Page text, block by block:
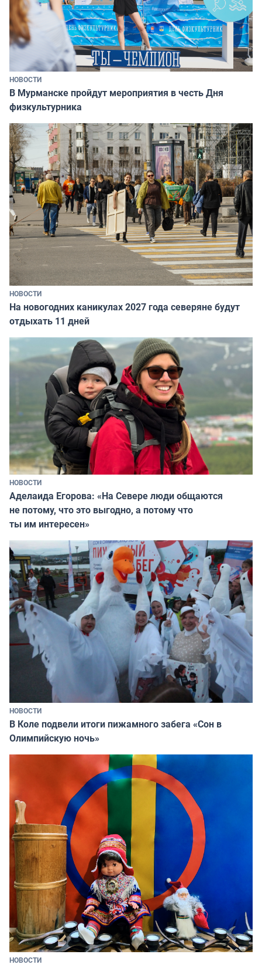
НОВОСТИ
В Мурманске пройдут мероприятия в честь Дня
физкультурника
НОВОСТИ
На новогодних каникулах 2027 года северяне будут
отдыхать 11 дней
НОВОСТИ
Аделаида Егорова: «На Севере люди общаются
не потому, что это выгодно, а потому что
ты им интересен»
НОВОСТИ
В Коле подвели итоги пижамного забега «Сон в
Олимпийскую ночь»
НОВОСТИ